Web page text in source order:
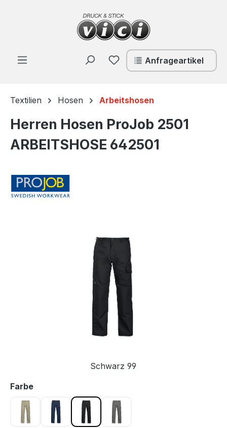
Zum Hauptinhalt springen
Du hast 0 Produkte auf
Anfrageartikel
Textilien Hosen Arbeitshosen
Herren Hosen ProJob 2501
ARBEITSHOSE 642501
Bildergalerie überspringen
Schwarz 99
Farbeauswählen
Khaki 82Marine 58Schwarz 99Stone 83